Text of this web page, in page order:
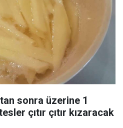
sonra üzerine 1
çıtır çıtır kızaracak